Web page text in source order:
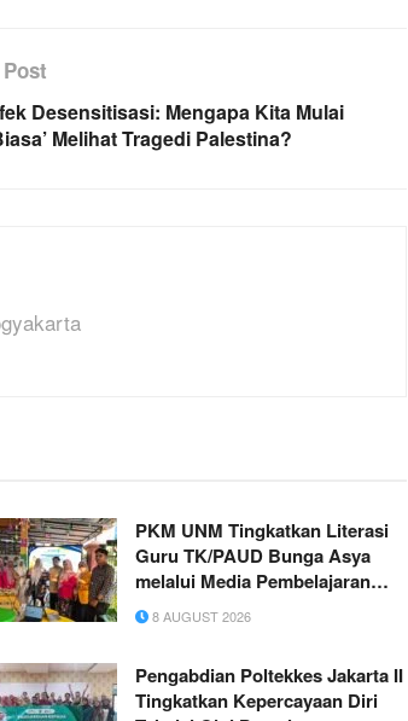
Desensitisasi: Mengapa Kita Mulai
Melihat Tragedi Palestina?
PKM UNM Tingkatkan Literasi
Guru TK/PAUD Bunga Asya
melalui Media Pembelajaran
Matematika Digital
8 AUGUST 2026
Pengabdian Poltekkes Jakarta II
Tingkatkan Kepercayaan Diri